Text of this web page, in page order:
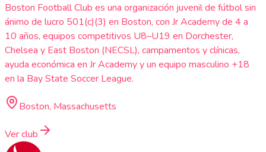
Boston Football Club es una organización juvenil de fútbol sin
ánimo de lucro 501(c)(3) en Boston, con Jr Academy de 4 a
10 años, equipos competitivos U8–U19 en Dorchester,
Chelsea y East Boston (NECSL), campamentos y clínicas,
ayuda económica en Jr Academy y un equipo masculino +18
en la Bay State Soccer League.
Boston, Massachusetts
Ver club